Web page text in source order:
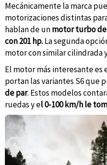
Mecánicamente la marca
motorizaciones distintas
hablan de unmotor turbo
con 201 hp.La segunda
motor con similar cilindrada
El motor más interesante es
portan las variantes S6 que
de par. Estos modelos
ruedas y el 0-100 km/h le